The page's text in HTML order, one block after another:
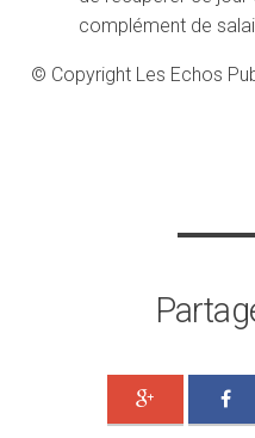
complément de
© Copyright Les Echos